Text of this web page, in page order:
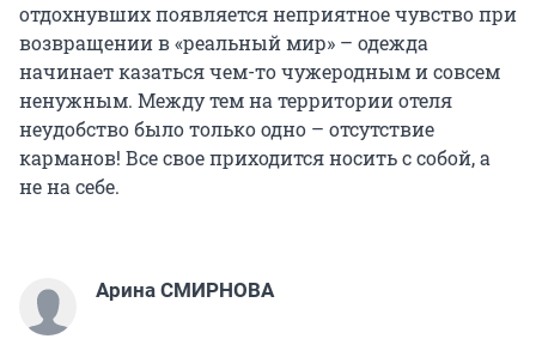
отдохнувших появляется неприятное чувство при
возвращении в «реальный мир» – одежда
начинает казаться чем-то чужеродным и совсем
ненужным. Между тем на территории отеля
неудобство было только одно – отсутствие
карманов! Все свое приходится носить с собой, а
не на себе.
Арина СМИРНОВА